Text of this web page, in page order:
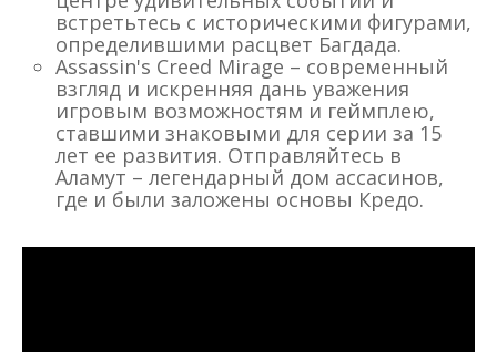
встретьтесь с историческими фигурами,
определившими расцвет Багдада.
Assassin's Creed Mirage – современный
взгляд и искренняя дань уважения
игровым возможностям и геймплею,
ставшими знаковыми для серии за 15
лет ее развития. Отправляйтесь в
Аламут – легендарный дом ассасинов,
где и были заложены основы Кредо.